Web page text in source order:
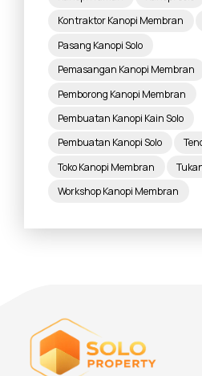
Kontraktor Kanopi Membran
Pasang Kanopi Solo
Pemasangan Kanopi Membran
Pemborong Kanopi Membran
Pembuatan Kanopi Kain Solo
Pembuatan Kanopi Solo
Toko Kanopi Membran
Workshop Kanopi Membran